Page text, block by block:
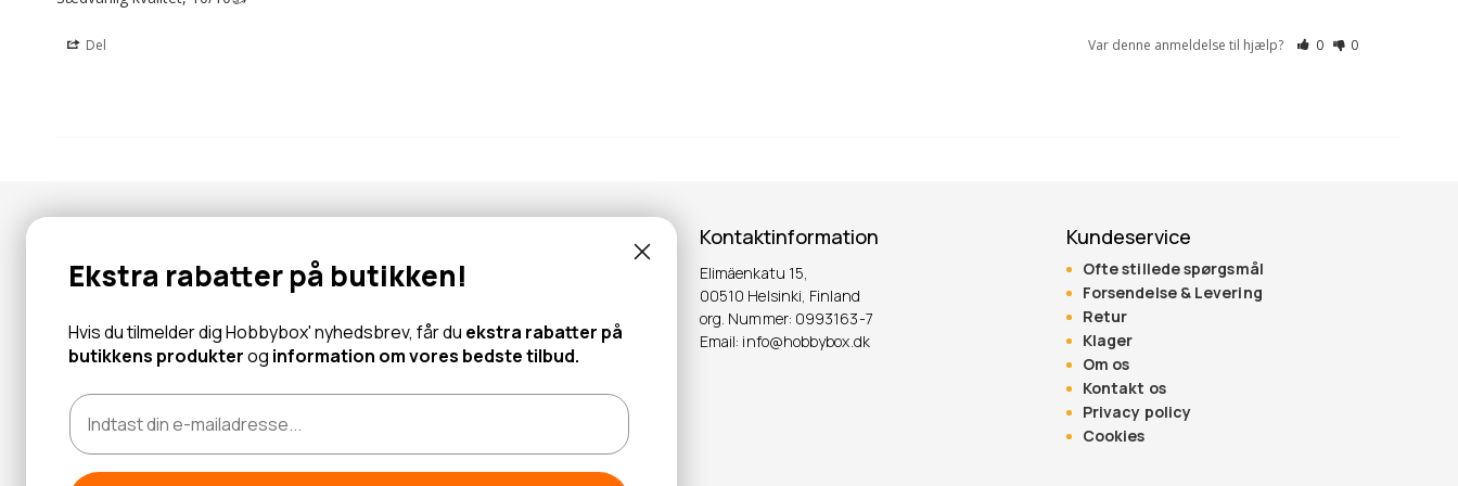
Del Var denne anmeldelse til hjælp? 0 0
Abonner for at modtage tilbud og information om nye produkter!
OK
Læs mere
Kontaktinformation
Elimäenkatu 15,
00510 Helsinki, Finland
org. Nummer: 0993163-7
Email: info@hobbybox.dk
Kundeservice
Ofte stillede spørgsmål
Forsendelse & Levering
Retur
Klager
Om os
Kontakt os
Privacy policy
Cookies
Ekstra rabatter på butikken!
Hvis du tilmelder dig Hobbybox' nyhedsbrev, får du ekstra rabatter på
butikkens produkterog information om vores bedste tilbud.